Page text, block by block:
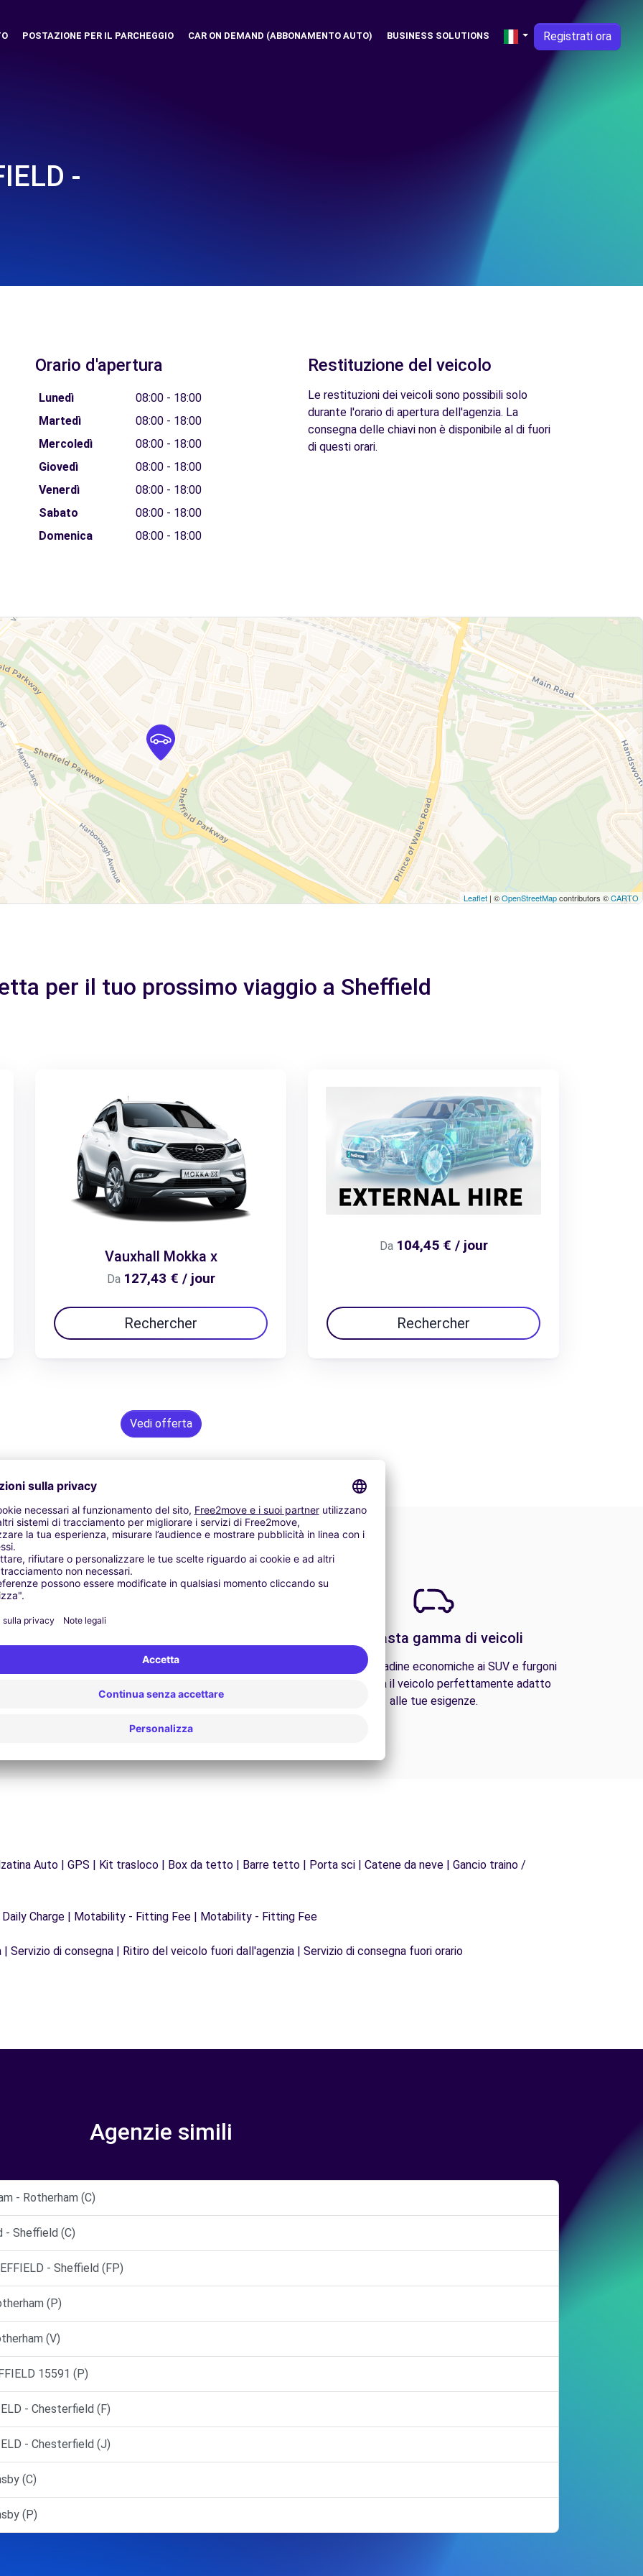
POSTAZIONE PER IL PARCHEGGIO CAR ON DEMAND (ABBONAMENTO AUTO) BUSINESS SOLUTIONS Registrati ora
-
Orario d'apertura
Lunedì
08:00 - 18:00
Martedì
08:00 - 18:00
Mercoledì
08:00 - 18:00
Giovedì
08:00 - 18:00
Venerdì
08:00 - 18:00
Sabato
08:00 - 18:00
Domenica
08:00 - 18:00
Restituzione del veicolo
Le restituzioni dei veicoli sono possibili solo
durante l'orario di apertura dell'agenzia. La
consegna delle chiavi non è disponibile al di fuori
di questi orari.
Leaflet | ©OpenStreetMapcontributors ©CARTO
per il tuo prossimo viaggio a Sheffield
Vauxhall Mokka x
Da 127,43 € / jour
Rechercher
Da 104,45 € / jour
Rechercher
Vedi offerta
Problemi sulla strada? Il nostro servizio di
garantire un viaggio senza interruzioni.
Una vasta gamma di veicoli
Dalle auto cittadine economiche ai SUV e furgoni
familiari, trova il veicolo perfettamente adatto
alle tue esigenze.
Auto | GPS | Kit trasloco | Box da tetto | Barre tetto | Porta sci | Catene da neve | Gancio traino /
Charge | Motability - Fitting Fee | Motability - Fitting Fee
Servizio di consegna | Ritiro del veicolo fuori dall'agenzia | Servizio di consegna fuori orario
Agenzie simili
- Rotherham (C)
- Sheffield (C)
- Sheffield (FP)
(P)
(V)
15591 (P)
- Chesterfield (F)
- Chesterfield (J)
(C)
(P)